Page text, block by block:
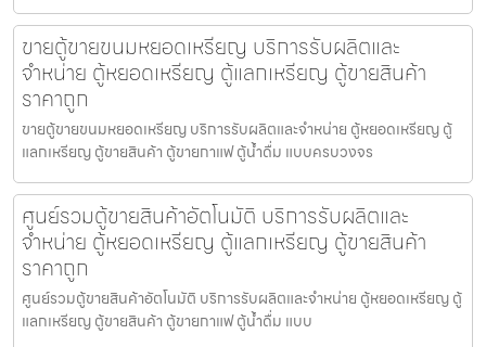
ขายตู้ขายขนมหยอดเหรียญ​ บริการรับผลิตและ
จำหน่าย ตู้หยอดเหรียญ ตู้แลกเหรียญ ตู้ขายสินค้า
ราคาถูก
ขายตู้ขายขนมหยอดเหรียญ​ บริการรับผลิตและจำหน่าย ตู้หยอดเหรียญ ตู้
แลกเหรียญ ตู้ขายสินค้า ตู้ขายกาแฟ ตู้น้ำดื่ม แบบครบวงจร
ศูนย์รวมตู้ขายสินค้า​อัตโนมัติ บริการรับผลิตและ
จำหน่าย ตู้หยอดเหรียญ ตู้แลกเหรียญ ตู้ขายสินค้า
ราคาถูก
ศูนย์รวมตู้ขายสินค้า​อัตโนมัติ บริการรับผลิตและจำหน่าย ตู้หยอดเหรียญ ตู้
แลกเหรียญ ตู้ขายสินค้า ตู้ขายกาแฟ ตู้น้ำดื่ม แบบ